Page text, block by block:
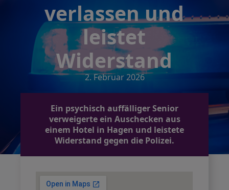
verlassen und
leistet
Widerstand
2. Februar 2026
Ein psychisch auffälliger Senior
verweigerte ein Auschecken aus
einem Hotel in Hagen und leistete
Widerstand gegen die Polizei.